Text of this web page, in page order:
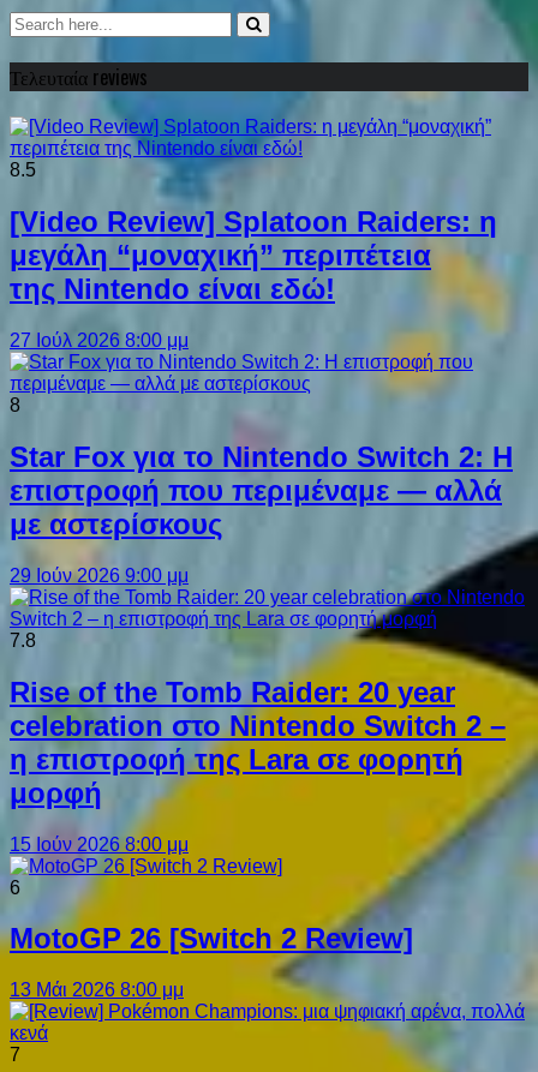
Τελευταία reviews
8.5
[Video Review] Splatoon Raiders: η
μεγάλη “μοναχική” περιπέτεια
της Nintendo είναι εδώ!
27 Ιούλ 2026 8:00 μμ
8
Star Fox για το Nintendo Switch 2: Η
επιστροφή που περιμέναμε — αλλά
με αστερίσκους
29 Ιούν 2026 9:00 μμ
7.8
Rise of the Tomb Raider: 20 year
celebration στο Nintendo Switch 2 –
η επιστροφή της Lara σε φορητή
μορφή
15 Ιούν 2026 8:00 μμ
6
MotoGP 26 [Switch 2 Review]
13 Μάι 2026 8:00 μμ
7